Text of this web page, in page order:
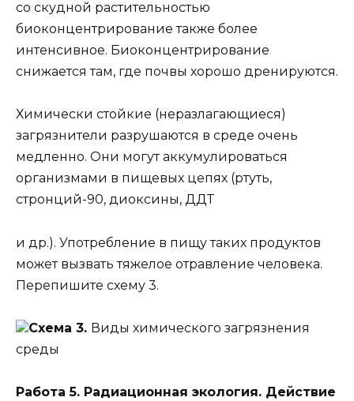
со скудной растительностью
биоконцентрирование также более
интенсивное. Биоконцентрирование
снижается там, где почвы хорошо дренируются.
Химически стойкие (неразлагающиеся)
загрязнители разрушаются в среде очень
медленно. Они могут аккумулироваться
организмами в пищевых цепях (ртуть,
стронций-90, диоксины, ДДТ
и др.). Употребление в пищу таких продуктов
может вызвать тяжелое отравление человека.
Перепишите схему 3.
Схема 3. Виды химического загрязнения
среды
Работа 5. Радиационная экология. Действие